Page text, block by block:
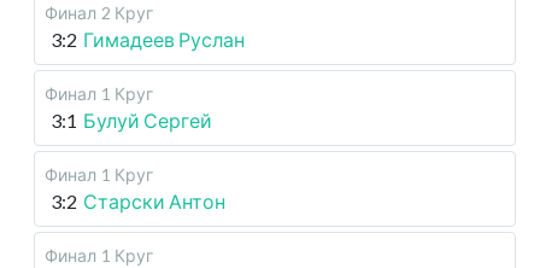
Финал 2 Круг
3:2 Гимадеев Руслан
Финал 1 Круг
3:1 Булуй Сергей
Финал 1 Круг
3:2 Старски Антон
Финал 1 Круг